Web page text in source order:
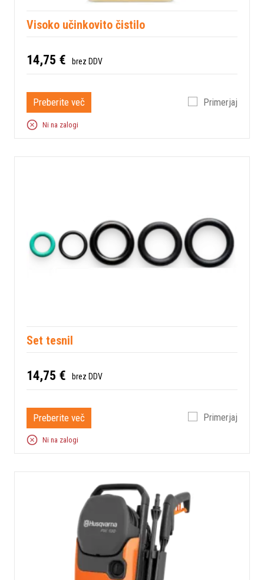
Visoko učinkovito čistilo
14,75 € brez DDV
Preberite več Primerjaj
Ni na zalogi
Set tesnil
14,75 € brez DDV
Preberite več Primerjaj
Ni na zalogi